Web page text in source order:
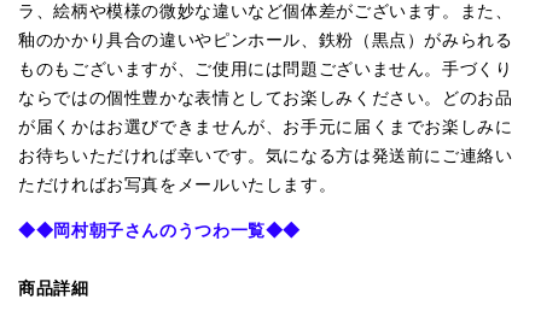
ラ、絵柄や模様の微妙な違いなど個体差がございます。また、
釉のかかり具合の違いやピンホール、鉄粉（黒点）がみられる
ものもございますが、ご使用には問題ございません。手づくり
ならではの個性豊かな表情としてお楽しみください。どのお品
が届くかはお選びできませんが、お手元に届くまでお楽しみに
お待ちいただければ幸いです。気になる方は発送前にご連絡い
ただければお写真をメールいたします。
◆◆岡村朝子さんのうつわ一覧◆◆
商品詳細